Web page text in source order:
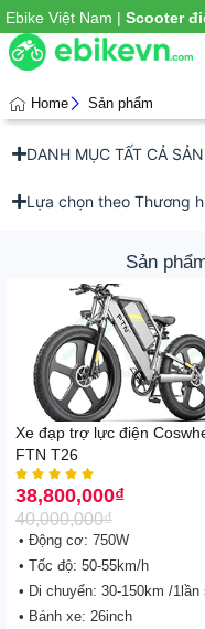
Ebike Việt Nam | Scooter
Home Sản phẩm
DANH MỤC TẤT CẢ
Lựa chọn theo Thương
Sản
Xe đạp trợ lực điện
FTN T26
    
40,000,000₫
38,800,000₫
• Động cơ: 750W
• Tốc độ: 50-55km/h
• Di chuyển: 30-150km /1lần
• Bánh xe: 26inch